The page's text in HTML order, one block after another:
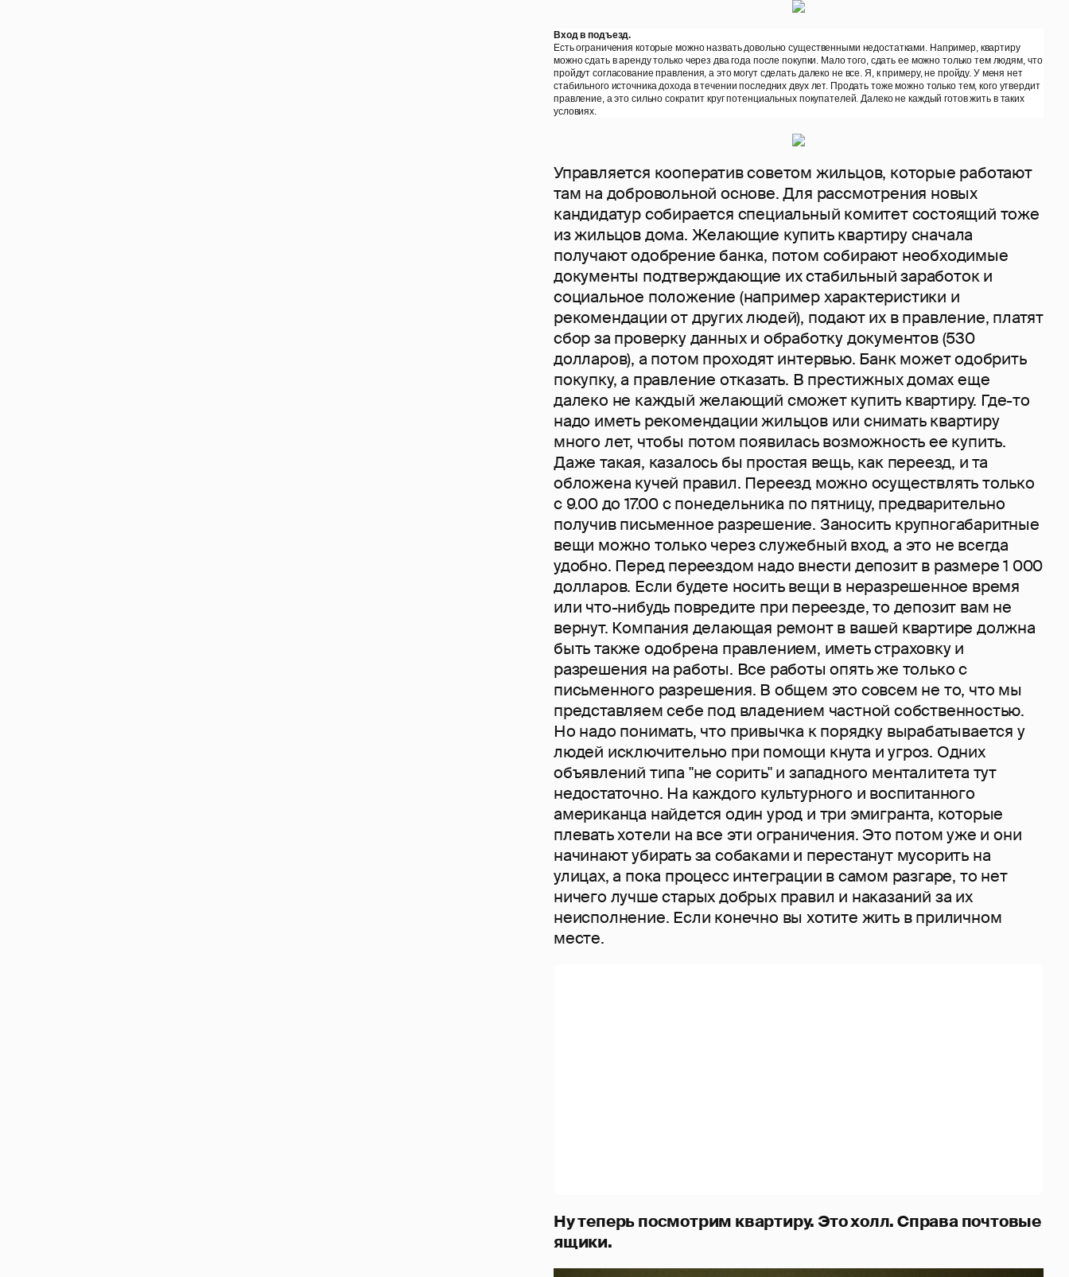
Вход в подъезд.
Есть ограничения которые можно назвать довольно существенными недостатками. Например, квартиру
можно сдать в аренду только через два года после покупки. Мало того, сдать ее можно только тем людям, что
пройдут согласование правления, а это могут сделать далеко не все. Я, к примеру, не пройду. У меня нет
стабильного источника дохода в течении последних двух лет. Продать тоже можно только тем, кого утвердит
правление, а это сильно сократит круг потенциальных покупателей. Далеко не каждый готов жить в таких
условиях.
Управляется кооператив советом жильцов, которые работают
там на добровольной основе. Для рассмотрения новых
кандидатур собирается специальный комитет состоящий тоже
из жильцов дома. Желающие купить квартиру сначала
получают одобрение банка, потом собирают необходимые
документы подтверждающие их стабильный заработок и
социальное положение (например характеристики и
рекомендации от других людей), подают их в правление, платят
сбор за проверку данных и обработку документов (530
долларов), а потом проходят интервью. Банк может одобрить
покупку, а правление отказать. В престижных домах еще
далеко не каждый желающий сможет купить квартиру. Где-то
надо иметь рекомендации жильцов или снимать квартиру
много лет, чтобы потом появилась возможность ее купить.
Даже такая, казалось бы простая вещь, как переезд, и та
обложена кучей правил. Переезд можно осуществлять только
с 9.00 до 17.00 с понедельника по пятницу, предварительно
получив письменное разрешение. Заносить крупногабаритные
вещи можно только через служебный вход, а это не всегда
удобно. Перед переездом надо внести депозит в размере 1 000
долларов. Если будете носить вещи в неразрешенное время
или что-нибудь повредите при переезде, то депозит вам не
вернут. Компания делающая ремонт в вашей квартире должна
быть также одобрена правлением, иметь страховку и
разрешения на работы. Все работы опять же только с
письменного разрешения. В общем это совсем не то, что мы
представляем себе под владением частной собственностью.
Но надо понимать, что привычка к порядку вырабатывается у
людей исключительно при помощи кнута и угроз. Одних
объявлений типа "не сорить" и западного менталитета тут
недостаточно. На каждого культурного и воспитанного
американца найдется один урод и три эмигранта, которые
плевать хотели на все эти ограничения. Это потом уже и они
начинают убирать за собаками и перестанут мусорить на
улицах, а пока процесс интеграции в самом разгаре, то нет
ничего лучше старых добрых правил и наказаний за их
неисполнение. Если конечно вы хотите жить в приличном
месте.
Ну теперь посмотрим квартиру. Это холл. Справа почтовые
ящики.